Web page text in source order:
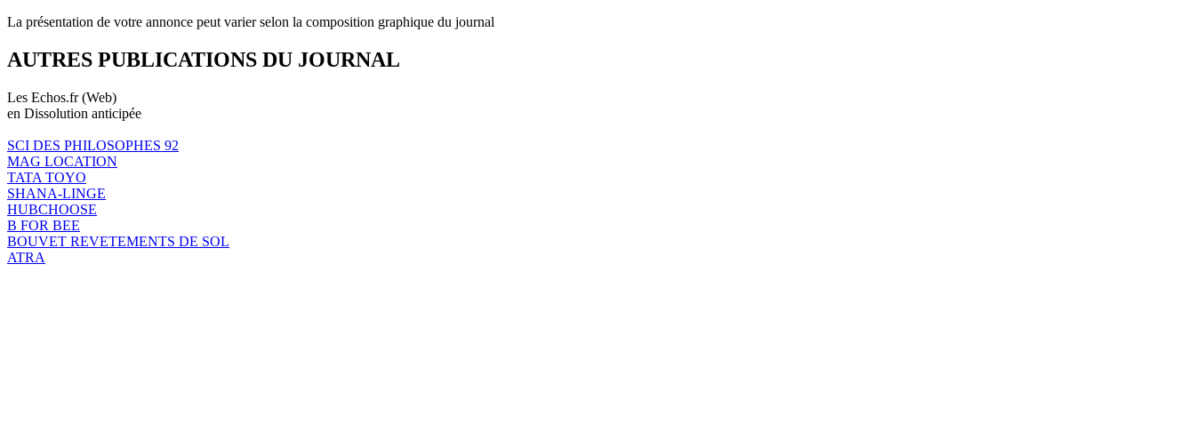
La présentation de votre annonce peut varier selon la composition graphique du journal
AUTRES PUBLICATIONS DU JOURNAL
Les Echos.fr (Web)
en Dissolution anticipée
SCI DES PHILOSOPHES 92
MAG LOCATION
TATA TOYO
SHANA-LINGE
HUBCHOOSE
B FOR BEE
BOUVET REVETEMENTS DE SOL
ATRA